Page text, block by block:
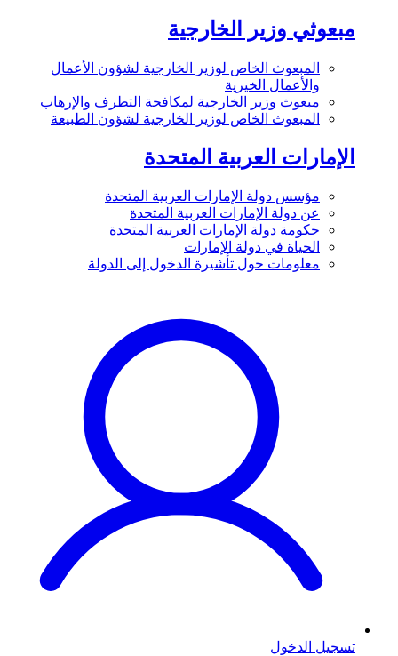
مبعوثي وزير الخارجية
المبعوث الخاص لوزير الخارجية لشؤون الأعمال
والأعمال الخيرية
مبعوث وزير الخارجية لمكافحة التطرف والإرهاب
المبعوث الخاص لوزير الخارجية لشؤون الطبيعة
الإمارات العربية المتحدة
مؤسس دولة الإمارات العربية المتحدة
عن دولة الإمارات العربية المتحدة
حكومة دولة الإمارات العربية المتحدة
الحياة في دولة الإمارات
معلومات حول تأشيرة الدخول إلى الدولة
تسجيل الدخول